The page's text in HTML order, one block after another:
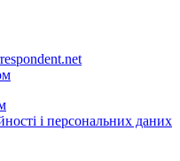
і персональних даних